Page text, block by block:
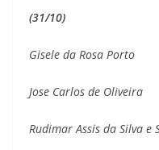
(31/10)
Gisele da Rosa Porto
Jose Carlos de Oliveira
Rudimar Assis da Silva e